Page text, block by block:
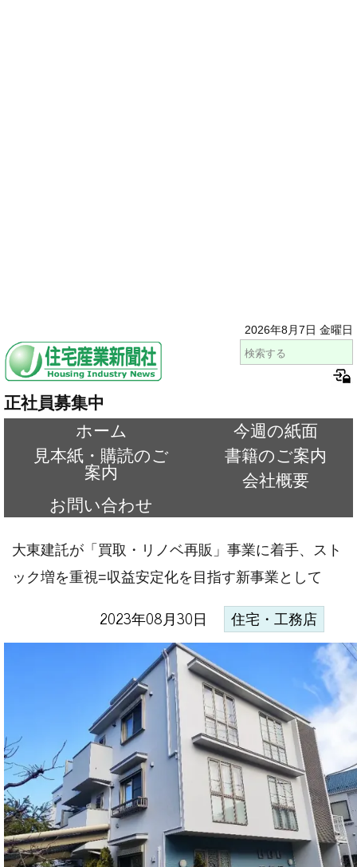
2026年8月7日 金曜日
正社員募集中
ホーム
今週の紙面
見本紙・購読のご
案内
書籍のご案内
会社概要
お問い合わせ
大東建託が「買取・リノベ再販」事業に着手、スト
ック増を重視=収益安定化を目指す新事業として
2023年08月30日 住宅・工務店